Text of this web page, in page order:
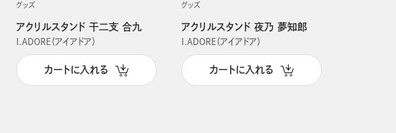
グッズ
アクリルスタンド 干二支 合九
I.ADORE（アイアドア）
カートに入れる
グッズ
アクリルスタンド 夜乃 夢知郎
I.ADORE（アイアドア）
カートに入れる